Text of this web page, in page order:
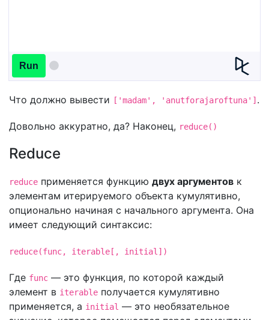
Run
Что должно вывести ['madam', 'anutforajaroftuna'] .
Довольно аккуратно, да? Наконец, reduce()
Reduce
reduce применяется функцию двух аргументов к
элементам итерируемого объекта кумулятивно,
опционально начиная с начального аргумента. Она
имеет следующий синтаксис:
reduce(func, iterable[, initial])
Где func — это функция, по которой каждый
элемент в iterable получается кумулятивно
применяется, а initial — это необязательное